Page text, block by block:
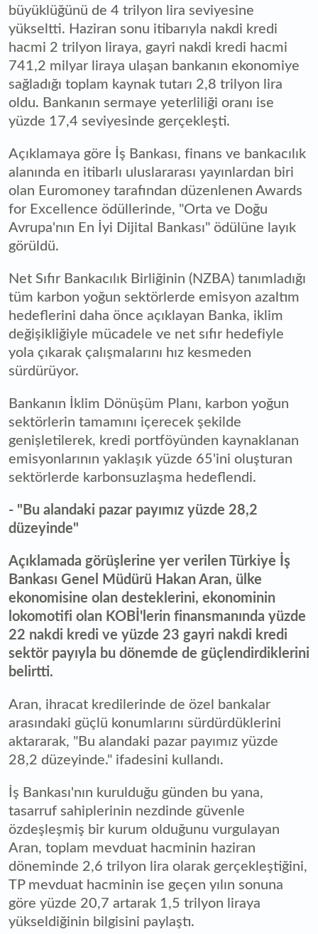
büyüklüğünü de 4 trilyon lira seviyesine
yükseltti. Haziran sonu itibarıyla nakdi kredi
hacmi 2 trilyon liraya, gayri nakdi kredi hacmi
741,2 milyar liraya ulaşan bankanın ekonomiye
sağladığı toplam kaynak tutarı 2,8 trilyon lira
oldu. Bankanın sermaye yeterliliği oranı ise
yüzde 17,4 seviyesinde gerçekleşti.
Açıklamaya göre İş Bankası, finans ve bankacılık
alanında en itibarlı uluslararası yayınlardan biri
olan Euromoney tarafından düzenlenen Awards
for Excellence ödüllerinde, "Orta ve Doğu
Avrupa'nın En İyi Dijital Bankası" ödülüne layık
görüldü.
Net Sıfır Bankacılık Birliğinin (NZBA) tanımladığı
tüm karbon yoğun sektörlerde emisyon azaltım
hedeflerini daha önce açıklayan Banka, iklim
değişikliğiyle mücadele ve net sıfır hedefiyle
yola çıkarak çalışmalarını hız kesmeden
sürdürüyor.
Bankanın İklim Dönüşüm Planı, karbon yoğun
sektörlerin tamamını içerecek şekilde
genişletilerek, kredi portföyünden kaynaklanan
emisyonlarının yaklaşık yüzde 65'ini oluşturan
sektörlerde karbonsuzlaşma hedeflendi.
- "Bu alandaki pazar payımız yüzde 28,2
düzeyinde"
Açıklamada görüşlerine yer verilen Türkiye İş
Bankası Genel Müdürü Hakan Aran, ülke
ekonomisine olan desteklerini, ekonominin
lokomotifi olan KOBİ'lerin finansmanında yüzde
22 nakdi kredi ve yüzde 23 gayri nakdi kredi
sektör payıyla bu dönemde de güçlendirdiklerini
belirtti.
Aran, ihracat kredilerinde de özel bankalar
arasındaki güçlü konumlarını sürdürdüklerini
aktararak, "Bu alandaki pazar payımız yüzde
28,2 düzeyinde." ifadesini kullandı.
İş Bankası'nın kurulduğu günden bu yana,
tasarruf sahiplerinin nezdinde güvenle
özdeşleşmiş bir kurum olduğunu vurgulayan
Aran, toplam mevduat hacminin haziran
döneminde 2,6 trilyon lira olarak gerçekleştiğini,
TP mevduat hacminin ise geçen yılın sonuna
göre yüzde 20,7 artarak 1,5 trilyon liraya
yükseldiğinin bilgisini paylaştı.